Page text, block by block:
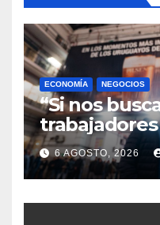
ECONOMÍA NEGOCIOS
“Si nos
trabajadores
reintegran a
Montevideo
definiciones
6 AGOSTO, 2026